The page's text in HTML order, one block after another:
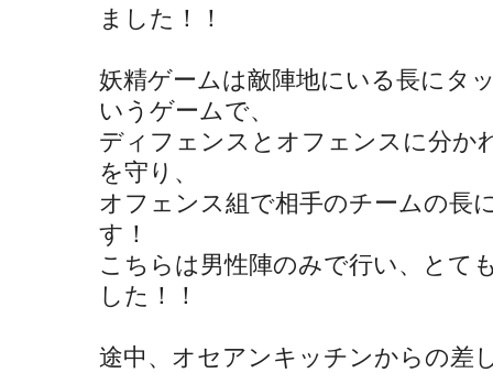
ました！！
妖精ゲームは敵陣地にいる長にタ
いうゲームで、
ディフェンスとオフェンスに分か
を守り、
オフェンス組で相手のチームの長
す！
こちらは男性陣のみで行い、とて
した！！
途中、オセアンキッチンからの差